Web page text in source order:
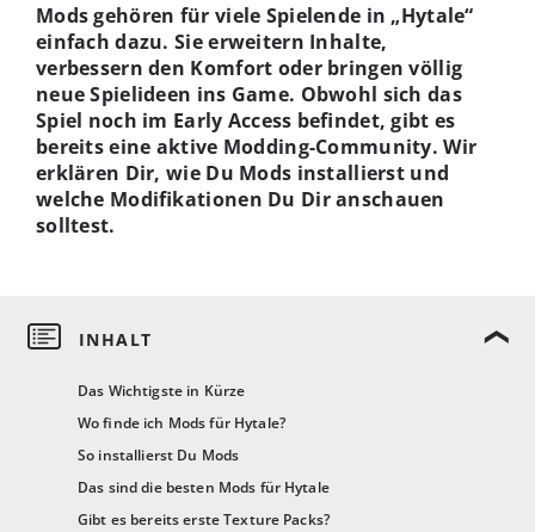
Das Wichtigste in Kürze
Wo finde ich Mods für Hytale?
So installierst Du Mods
Das sind die besten Mods für Hytale
Gibt es bereits erste Texture Packs?
Mods gehören für viele Spielende in „Hytale“
einfach dazu. Sie erweitern Inhalte,
verbessern den Komfort oder bringen völlig
neue Spielideen ins Game. Obwohl sich das
Spiel noch im Early Access befindet, gibt es
bereits eine aktive Modding-Community. Wir
erklären Dir, wie Du Mods installierst und
welche Modifikationen Du Dir anschauen
solltest.